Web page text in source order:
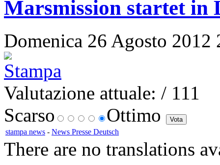
Marsmission startet in
Domenica 26 Agosto
Valutazione attuale: / 111
Scarso
Ottimo
stampa news - News Presse Deutsch
There are no translations